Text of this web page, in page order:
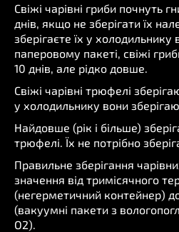
Свіжі чарівні гриби почнуть
днів, якщо не зберігати їх
зберігаєте їх у
паперовому пакеті, свіжі
10 днів, але рідко довше.
Свіжі чарівні трюфелі
у холодильнику вони
Найдовше (рік і більше)
трюфелі. Їх не потрібно
Правильне зберігання
значення від тримісячного
(негерметичний контейнер)
(вакуумні пакети з
O2).